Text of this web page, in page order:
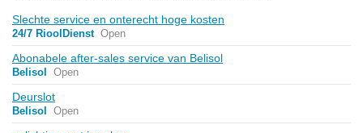
Slechte service en onterecht hoge kosten
24/7 RioolDienst Open
Abonabele after-sales service van Belisol
Belisol Open
Deurslot
Belisol Open